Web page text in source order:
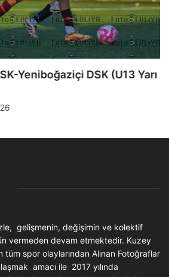
DSK (U13 Yarı
gelişmenin, değişimin ve kolektif
vermeden devam etmektedir. Kuzey
tüm spor olaylarından Alınan Fotoğraflar
amacı ile 2017 yılında